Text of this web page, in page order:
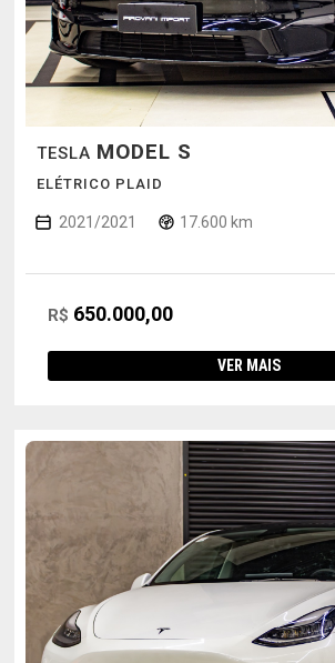
TESLA MODEL S
ELÉTRICO PLAID
2021/2021 17.600 km
R$ 650.000,00
VER MAIS